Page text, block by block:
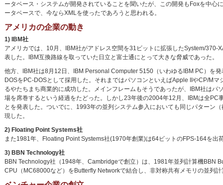
ータベース・システムが開発されていることを聞いたが、この開発もFoxを中心
ータベースで、今ならXMLを使ったであろうと思われる。
アメリカの企業の動き
1) IBM社
アメリカでは、10月、IBM社がアドレス空間を31ビットに拡張したSystem/370-
表した。IBM互換路線を取っていた日立と富士通にとって大きな脅威であった。
他方、IBM社は8月12日、IBM Personal Computer 5150（いわゆるIBM PC）を
DOSをPC-DOSとして採用した。それまではパソコンといえばApple IIやCP/Mマ
るやたちまち商業的に成功した。メインフレームもそうであったが、IBM社はパ
場を席巻するという経過をたどった。しかし23年後の2004年12月、IBMは全PC
とを発表した。ついでに、1993年の並列システム参入においても同じパターン
現した。
2) Floating Point Systems社
また1981年、Floating Point Systems社(1970年創業)は64ビットのFPS-164を出
3) BBN Technology社
BBN Technology社（1948年、Cambridgeで創立）は、1981年並列計算機BBN
CPU（MC68000など）をButterfly Networkで結合し、非対称共有メモリの並列